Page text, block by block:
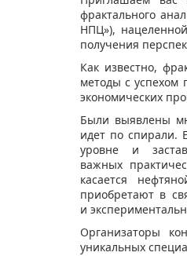
фрактального
НПЦ»),
получения
Как известно,
методы с успехом
экономических
Были выявлены
идет по спирали.
уровне и
важных
касается
приобретают в
и
Организаторы
уникальных